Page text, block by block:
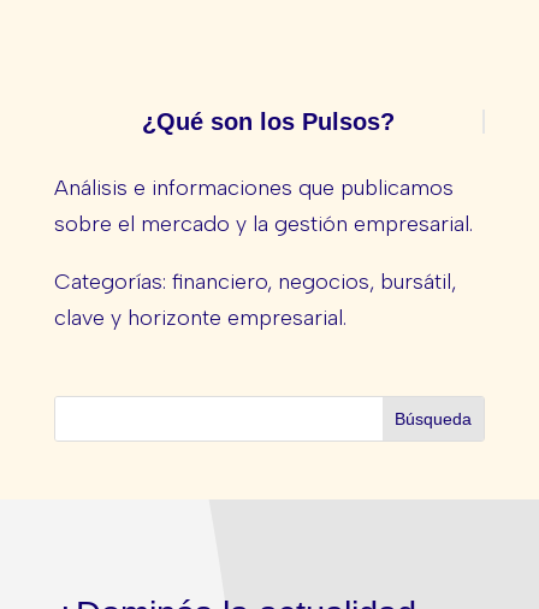
¿Qué son los Pulsos?
Análisis e informaciones que publicamos
sobre el mercado y la gestión empresarial.
Categorías: financiero, negocios, bursátil,
clave y horizonte empresarial.